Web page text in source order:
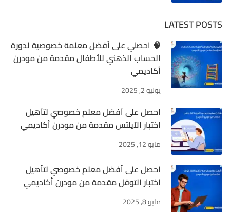
LATEST POSTS
🧠 احصلي على أفضل معلمة خصوصية لدورة
الحساب الذهني للأطفال مقدمة من مودرن
أكاديمي
يوليو 2, 2025
احصل على أفضل معلم خصوصي لتأهيل
اختبار الآيلتس مقدمة من مودرن أكاديمي
مايو 12, 2025
احصل على أفضل معلم خصوصي لتأهيل
اختبار التوفل مقدمة من مودرن أكاديمي
مايو 8, 2025